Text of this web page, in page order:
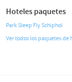
Hoteles paquetes
Park Sleep Fly Schiphol
Ver todos los paquetes de